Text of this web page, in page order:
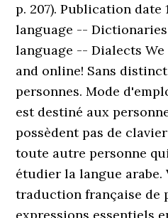
p. 207). Publication date
language --
language -- Dialects
and online! Sans
personnes. Mode
est destiné aux
possèdent pas de
toute autre personne
étudier la langue
traduction française de